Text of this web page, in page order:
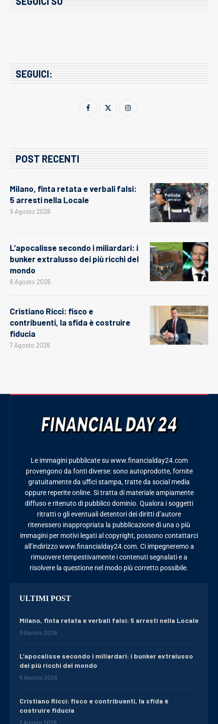
SEGUICI:
POST RECENTI
Milano, finta retata e verbali falsi:
5 arresti nella Locale
9 Agosto 2026
L’apocalisse secondo i miliardari: i
bunker extralusso dei più ricchi del
mondo
8 Agosto 2026
Cristiano Ricci: fisco e
contribuenti, la sfida è costruire
fiducia
7 Agosto 2026
Le immagini pubblicate su www.financialday24.com
provengono da fonti diverse: sono autoprodotte, fornite
gratuitamente da uffici stampa, tratte da social media
oppure reperite online. Si tratta di materiale ampiamente
diffuso e ritenuto di pubblico dominio. Qualora i soggetti
ritratti o gli eventuali detentori dei diritti d’autore
ritenessero inappropriata la pubblicazione di una o più
immagini per motivi legati al copyright, possono contattarci
all’indirizzo www.financialday24.com. Ci impegneremo a
rimuovere tempestivamente i contenuti segnalati e a
risolvere la questione nel modo più corretto possibile.
ULTIMI POST
Milano, finta retata e verbali falsi: 5 arresti nella Locale
9 Agosto 2026
L’apocalisse secondo i miliardari: i bunker extralusso
dei più ricchi del mondo
8 Agosto 2026
Cristiano Ricci: fisco e contribuenti, la sfida è
costruire fiducia
7 Agosto 2026